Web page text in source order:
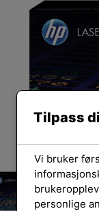
Tilpass
Vi bruker
personlige